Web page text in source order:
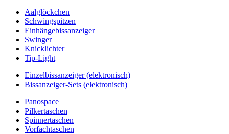
Aalglöckchen
Schwingspitzen
Einhängebissanzeiger
Swinger
Knicklichter
Tip-Light
Einzelbissanzeiger (elektronisch)
Bissanzeiger-Sets (elektronisch)
Panospace
Pilkertaschen
Spinnertaschen
Vorfachtaschen